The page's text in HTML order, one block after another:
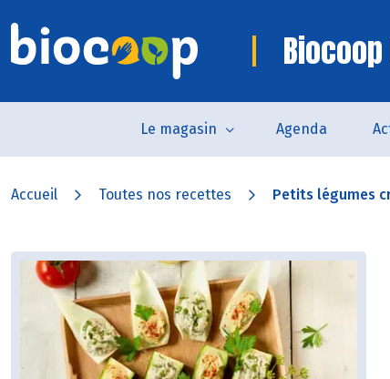
Le magasin Agenda
Accueil Toutes nos recettes Petits légumes